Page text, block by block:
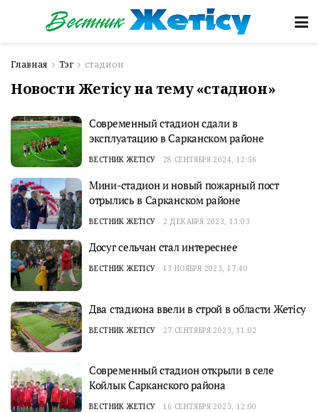
Главная Тэг стадион
Новости Жетісу на тему «стадион»
Современный стадион сдали в
эксплуатацию в Сарканском районе
ВЕСТНИК ЖЕТІСУ 28 СЕНТЯБРЯ 2024, 12:56
Мини-стадион и новый пожарный пост
отрылись в Сарканском районе
ВЕСТНИК ЖЕТІСУ 2 ДЕКАБРЯ 2023, 13:03
Досуг сельчан стал интереснее
ВЕСТНИК ЖЕТІСУ 13 НОЯБРЯ 2023, 17:40
Два стадиона ввели в строй в области Жетісу
ВЕСТНИК ЖЕТІСУ 27 СЕНТЯБРЯ 2023, 11:02
Современный стадион открыли в селе
Койлык Сарканского района
ВЕСТНИК ЖЕТІСУ 16 СЕНТЯБРЯ 2023, 12:00